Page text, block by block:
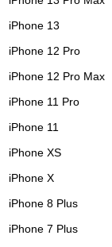
iPhone 13
iPhone 12 Pro
iPhone 12 Pro Max
iPhone 11 Pro
iPhone 11
iPhone XS
iPhone X
iPhone 8 Plus
iPhone 7 Plus